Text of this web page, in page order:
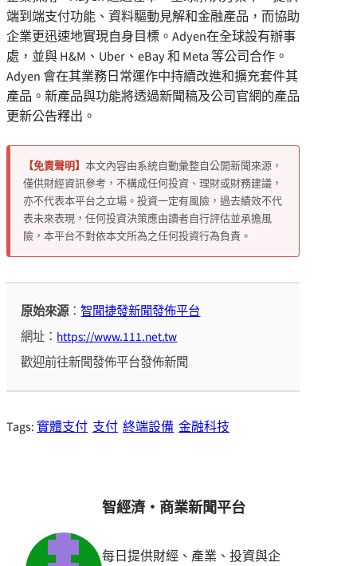
端到端支付功能、資料驅動見解和金融產品，而協助
企業更迅速地實現自身目標。Adyen在全球設有辦事
處，並與 H&M、Uber、eBay 和 Meta 等公司合作。
Adyen 會在其業務日常運作中持續改進和擴充套件其
產品。新產品與功能將透過新聞稿及公司官網的產品
更新公告釋出。
【免責聲明】 本文內容由系統自動彙整自公開新聞來源，
僅供財經資訊參考，不構成任何投資、理財或財務建議，
亦不代表本平台之立場。投資一定有風險，過去績效不代
表未來表現，任何投資決策應由讀者自行評估並承擔風
險，本平台不對依本文所為之任何投資行為負責。
原始來源：智聞捷發新聞發佈平台
網址： https://www.111.net.tw
歡迎前往新聞發佈平台發佈新聞
Tags:實體支付 支付 終端設備 金融科技
智經濟・商業新聞平台
每日提供財經、產業、投資與企